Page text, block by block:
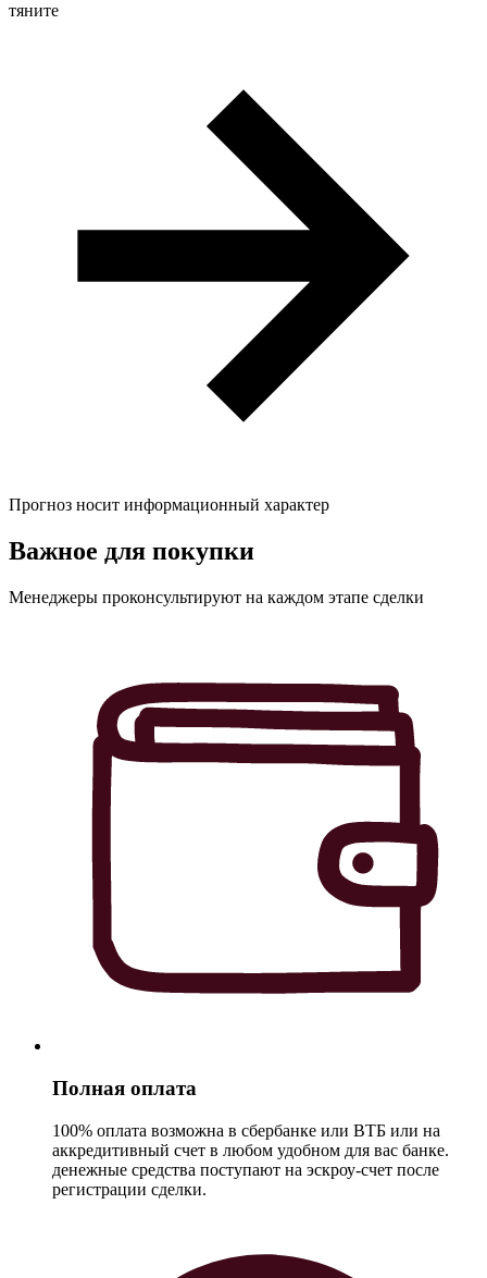
тяните
Прогноз носит информационный характер
Важное для покупки
Менеджеры проконсультируют на каждом этапе сделки
Полная оплата
100% оплата возможна в сбербанке или ВТБ или на
аккредитивный счет в любом удобном для вас банке.
денежные средства поступают на эскроу-счет после
регистрации сделки.